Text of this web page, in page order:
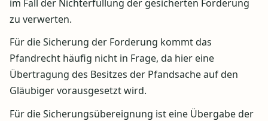
im Fall der Nichterfüllung der gesicherten Forderung
zu verwerten.
Für die Sicherung der Forderung kommt das
Pfandrecht häufig nicht in Frage, da hier eine
Übertragung des Besitzes der Pfandsache auf den
Gläubiger vorausgesetzt wird.
Für die Sicherungsübereignung ist eine Übergabe der